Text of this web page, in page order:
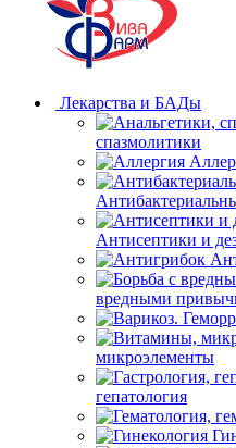
Лекарства и БАДы
спазмолитики
Антисептики и
вредными
микроэлементы
гепатология